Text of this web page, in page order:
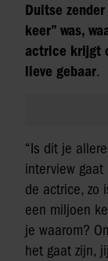
Duitse zender
keer” was,
actrice krijgt
lieve gebaar.
“Is dit je
interview
de actrice, zo
een miljoen
je waarom?
het gaat zijn,